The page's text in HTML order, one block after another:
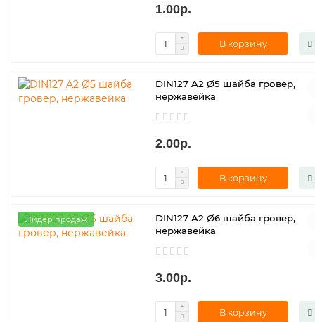
1.00р.
В корзину
DIN127 A2 Ø5 шайба гровер,
нержавейка
2.00р.
В корзину
Лидер продаж
DIN127 A2 Ø6 шайба гровер,
нержавейка
3.00р.
В корзину